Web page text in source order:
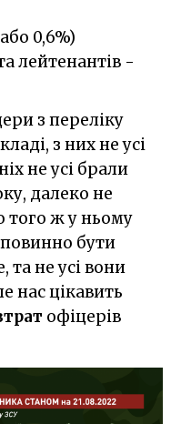
0,6%)
лейтенантів -
з переліку
з них не усі
не усі брали
далеко не
того ж у ньому
бути
та не усі вони
нас цікавить
офіцерів